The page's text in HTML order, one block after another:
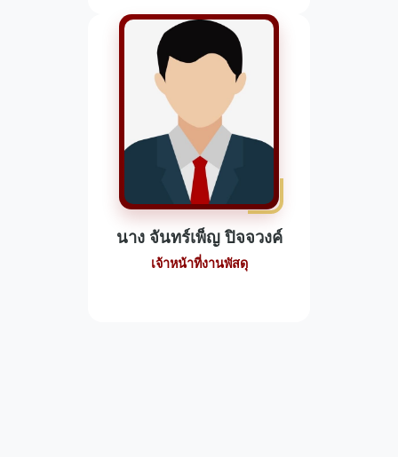
นาง จันทร์เพ็ญ ปิจจวงค์
เจ้าหน้าที่งานพัสดุ